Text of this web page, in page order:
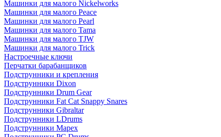
Машинки для малого Nickelworks
Машинки для малого Peace
Машинки для малого Pearl
Машинки для малого Tama
Машинки для малого TJW
Машинки для малого Trick
Настроечные ключи
Перчатки барабанщиков
Подструнники и крепления
Подструнники Dixon
Подструнники Drum Gear
Подструнники Fat Cat Snappy Snares
Подструнники Gibraltar
Подструнники LDrums
Подструнники Mapex